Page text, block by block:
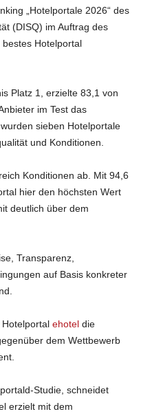
„Hotelportale 2026“ des
(DISQ) im Auftrag des
Hotelportal
Platz 1, erzielte 83,1 von
im Test das
sieben Hotelportale
und Konditionen.
Konditionen ab. Mit 94,6
hier den höchsten Wert
deutlich über dem
Transparenz,
auf Basis konkreter
ehotel die
dem Wettbewerb
Studie, schneidet
erzielt mit dem